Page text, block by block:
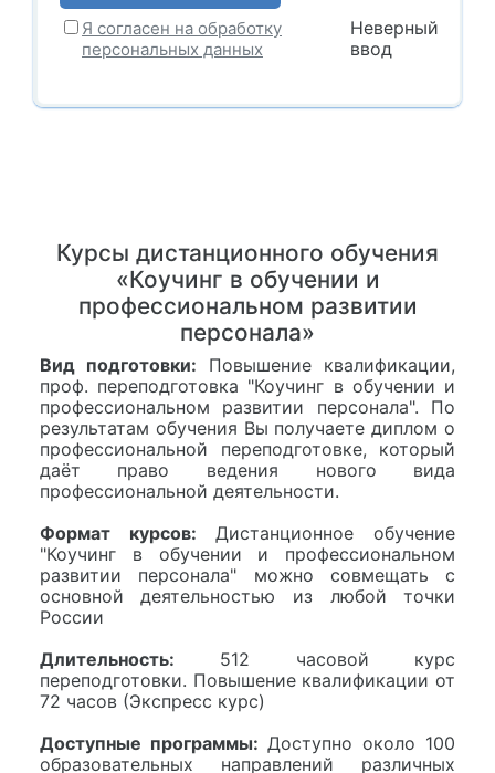
Я согласен на обработку
персональных данных
Неверный
ввод
Курсы дистанционного обучения
«Коучинг в обучении и
профессиональном развитии
персонала»
Вид подготовки: Повышение квалификации,
проф. переподготовка "Коучинг в обучении и
профессиональном развитии персонала". По
результатам обучения Вы получаете диплом о
профессиональной переподготовке, который
даёт право ведения нового вида
профессиональной деятельности.
Формат курсов: Дистанционное обучение
"Коучинг в обучении и профессиональном
развитии персонала" можно совмещать с
основной деятельностью из любой точки
России
Длительность: 512 часовой курс
переподготовки. Повышение квалификации от
72 часов (Экспресс курс)
Доступные программы: Доступно около 100
образовательных направлений различных